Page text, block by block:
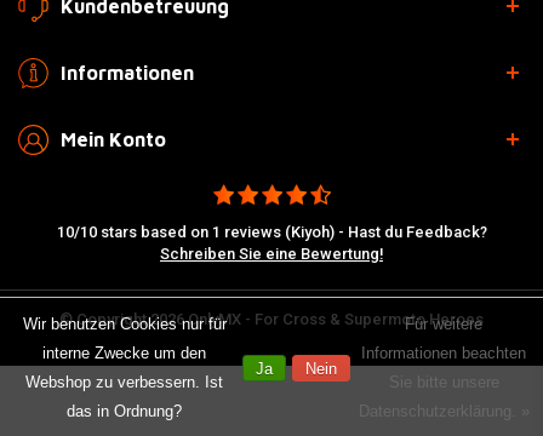
Kundenbetreuung
Informationen
Mein Konto
10/10 stars based on 1 reviews (Kiyoh) - Hast du Feedback?
Schreiben Sie eine Bewertung!
© Copyright 2026 OnlyMX - For Cross & Supermoto Heroes
Wir benutzen Cookies nur für
interne Zwecke um den
Webshop zu verbessern. Ist
das in Ordnung?
Ja Nein
Für weitere
Informationen beachten
Sie bitte unsere
Datenschutzerklärung. »